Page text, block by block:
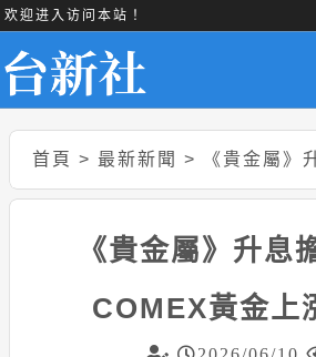
欢迎进入访问本站！
首頁 > 最新新聞 > 《貴金屬》升息擔憂
《貴金屬》升息
COMEX黃金上